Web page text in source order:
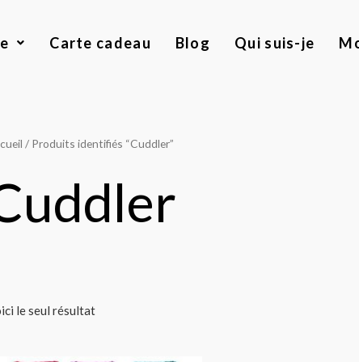
Carte cadeau Blog Qui suis-je
/ Produits identifiés “Cuddler”
le seul résultat